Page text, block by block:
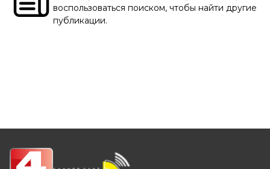
воспользоваться поиском, чтобы найти другие
публикации.